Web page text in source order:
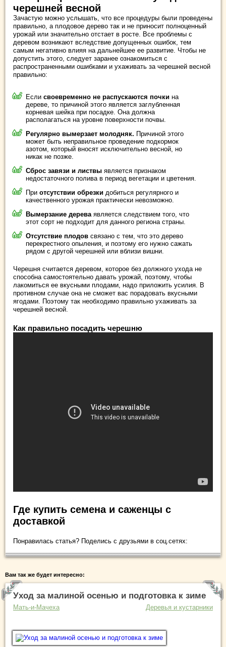
черешней весной
Зачастую можно услышать, что все процедуры были проведены
правильно, а плодовое дерево так и не приносит полноценный
урожай или значительно отстает в росте. Все проблемы с
деревом возникают вследствие допущенных ошибок, тем
самым негативно влияя на дальнейшее ее развитие. Чтобы не
допустить этого, следует заранее ознакомиться с
распространенными ошибками и ухаживать за черешней весной
правильно:
Если своевременно не распускаются почки на
дереве, то причиной этого является заглубленная
корневая шейка при посадке. Она должна
располагаться на уровне поверхности почвы.
Регулярно вымерзает молодняк. Причиной этого
может быть неправильное проведение подкормок
азотом, который вносят исключительно весной, но
никак не позже.
Сброс завязи и листвы является признаком
недостаточного полива в период вегетации и цветения.
При отсутствии обрезки добиться регулярного и
качественного урожая практически невозможно.
Вымерзание дереваявляется следствием того, что
этот сорт не подходит для данного региона страны.
Отсутствие плодов связано с тем, что это дерево
перекрестного опыления, и поэтому его нужно сажать
рядом с другой черешней или вблизи вишни.
Черешня считается деревом, которое без должного ухода не
способна самостоятельно давать урожай, поэтому, чтобы
лакомиться ее вкусными плодами, надо приложить усилия. В
противном случае она не сможет вас порадовать вкусными
ягодами. Поэтому так необходимо правильно ухаживать за
черешней весной.
Как правильно посадить черешню
Где купить семена и саженцы с
доставкой
Понравилась статья? Поделись с друзьями в соц.сетях:
Вам так же будет интересно:
Уход за малиной осенью и подготовка к зиме
Мать-и-Мачеха Деревья и кустарники